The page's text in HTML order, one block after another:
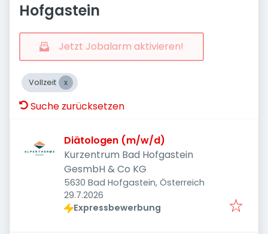
Hofgastein
Jetzt Jobalarm aktivieren!
Vollzeit
Suche zurücksetzen
Diätologen (m/w/d)
Kurzentrum Bad Hofgastein
GesmbH & Co KG
5630 Bad Hofgastein, Österreich
Veröffentlicht
29.7.2026
Expressbewerbung